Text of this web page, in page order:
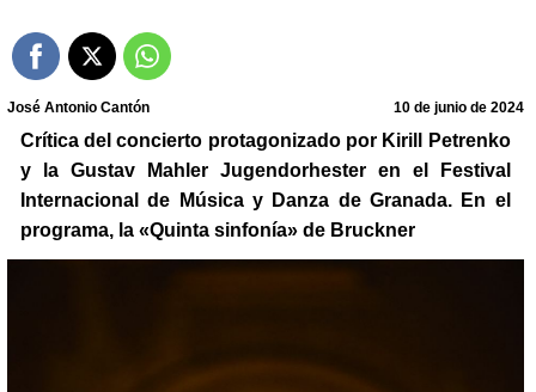
José Antonio Cantón 10 de junio de 2024
Crítica del concierto protagonizado por Kirill Petrenko
y la Gustav Mahler Jugendorhester en el Festival
Internacional de Música y Danza de Granada. En el
programa, la «Quinta sinfonía» de Bruckner